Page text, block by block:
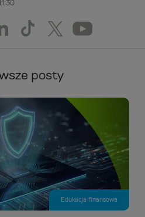
posty
Edukacja finansowa